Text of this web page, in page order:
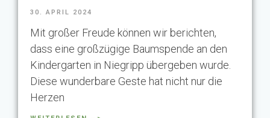
30. APRIL 2024
Mit großer Freude können wir berichten,
dass eine großzügige Baumspende an den
Kindergarten in Niegripp übergeben wurde.
Diese wunderbare Geste hat nicht nur die
Herzen